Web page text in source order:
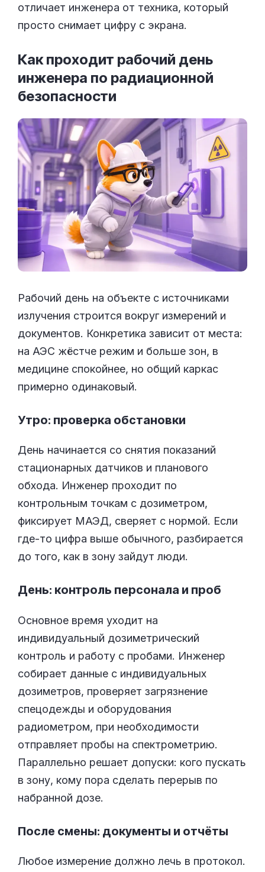
отличает инженера от техника, который
просто снимает цифру с экрана.
Как проходит рабочий день
инженера по радиационной
безопасности
Рабочий день на объекте с источниками
излучения строится вокруг измерений и
документов. Конкретика зависит от места:
на АЭС жёстче режим и больше зон, в
медицине спокойнее, но общий каркас
примерно одинаковый.
Утро: проверка обстановки
День начинается со снятия показаний
стационарных датчиков и планового
обхода. Инженер проходит по
контрольным точкам с дозиметром,
фиксирует МАЭД, сверяет с нормой. Если
где-то цифра выше обычного, разбирается
до того, как в зону зайдут люди.
День: контроль персонала и проб
Основное время уходит на
индивидуальный дозиметрический
контроль и работу с пробами. Инженер
собирает данные с индивидуальных
дозиметров, проверяет загрязнение
спецодежды и оборудования
радиометром, при необходимости
отправляет пробы на спектрометрию.
Параллельно решает допуски: кого пускать
в зону, кому пора сделать перерыв по
набранной дозе.
После смены: документы и отчёты
Любое измерение должно лечь в протокол.